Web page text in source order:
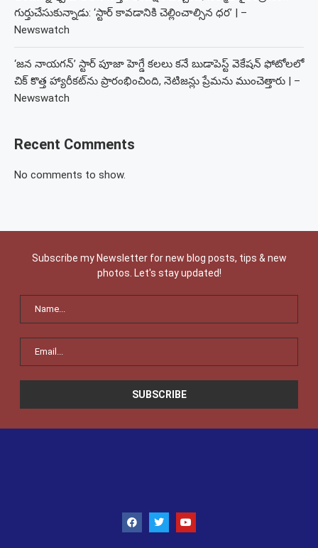
గుర్తుచేసుకున్నాడు: ‘స్టార్ కావడానికి చెల్లించాల్సిన ధర’ | –
Newswatch
‘జన నాయగన్’ స్టార్ పూజా హెగ్డే కలలు కనే బుడాపెస్ట్ వెకేషన్ ఫోటోలలో
చిక్ కొత్త హ్యారీకట్‌ను ప్రారంభించింది, నెటిజన్లు ప్రేమను ముంచెత్తారు | –
Newswatch
Recent Comments
No comments to show.
Subscribe my Newsletter for new blog posts, tips & new
photos. Let's stay updated!